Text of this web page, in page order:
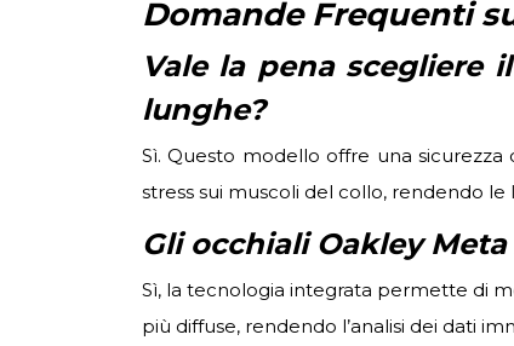
Domande Frequenti
Vale la pena scegliere
lunghe?
Sì. Questo modello offre una
stress sui muscoli del collo, rendendo
Gli occhiali Oakley
Sì, la tecnologia integrata permette di
più diffuse, rendendo l’analisi dei dati